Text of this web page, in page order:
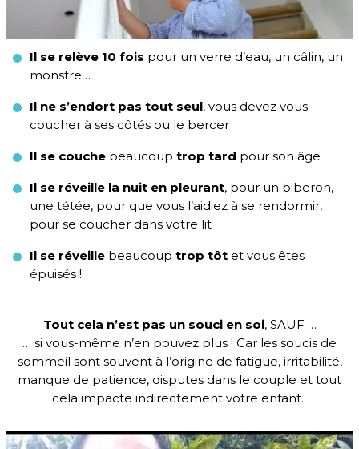
Il se relève 10 fois pour un verre d’eau, un câlin, un
monstre…
Il ne s’endort pas tout seul, vous devez vous
coucher à ses côtés ou le bercer
Il se couche beaucoup trop tard pour son âge
Il se réveille la nuit en pleurant, pour un biberon,
une tétée, pour que vous l’aidiez à se rendormir,
pour se coucher dans votre lit
Il se réveille beaucoup trop tôt et vous êtes
épuisés !
Tout cela n’est pas un souci en soi, SAUF …
… si vous-même n’en pouvez plus ! Car les soucis de
sommeil sont souvent à l’origine de fatigue, irritabilité,
manque de patience, disputes dans le couple et tout
cela impacte indirectement votre enfant.